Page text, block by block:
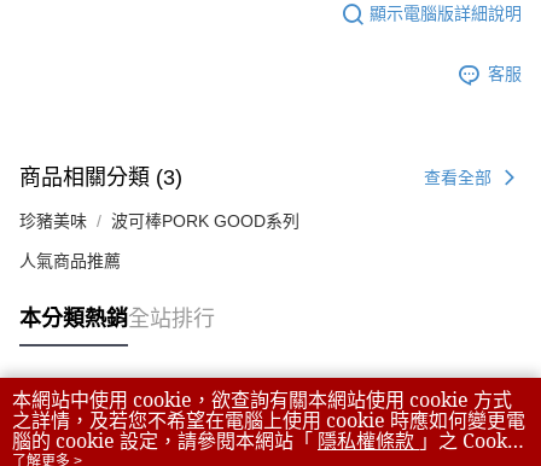
顯示電腦版詳細說明
客服
商品相關分類 (3) 查看全部
珍豬美味 波可棒PORK GOOD系列
人氣商品推薦
本分類熱銷全站排行
熱門標籤
本網站中使用 cookie，欲查詢有關本網站使用 cookie 方式
之詳情，及若您不希望在電腦上使用 cookie 時應如何變更電
腦的 cookie 設定，請參閱本網站「 隱私權條款 」之 Cookie
了解更多 >